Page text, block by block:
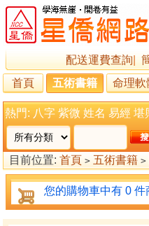
配送運費查詢
首頁
五術書籍 命理軟
熱門: 八字 紫微 姓名 易經 堪
目前位置: 首頁 > 五術書籍 >
您的購物車中有 0 件